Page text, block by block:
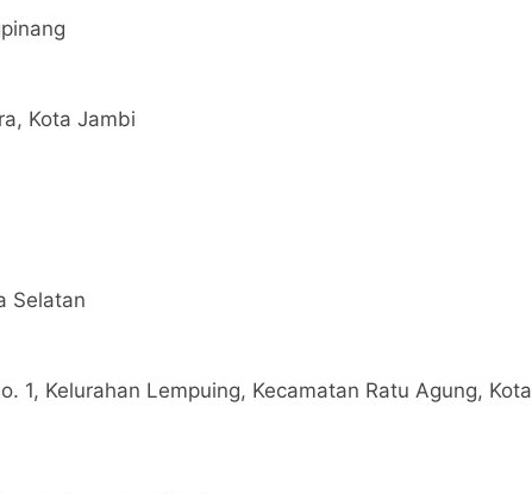
Kota Jambi
Selatan
1, Kelurahan Lempuing, Kecamatan Ratu Agung, Kota